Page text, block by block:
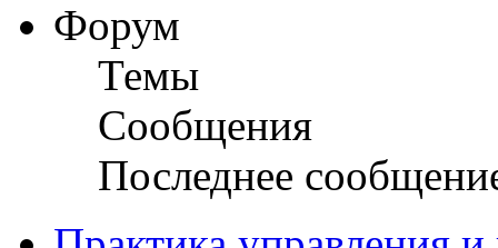
Форум
Темы
Сообщения
Последнее